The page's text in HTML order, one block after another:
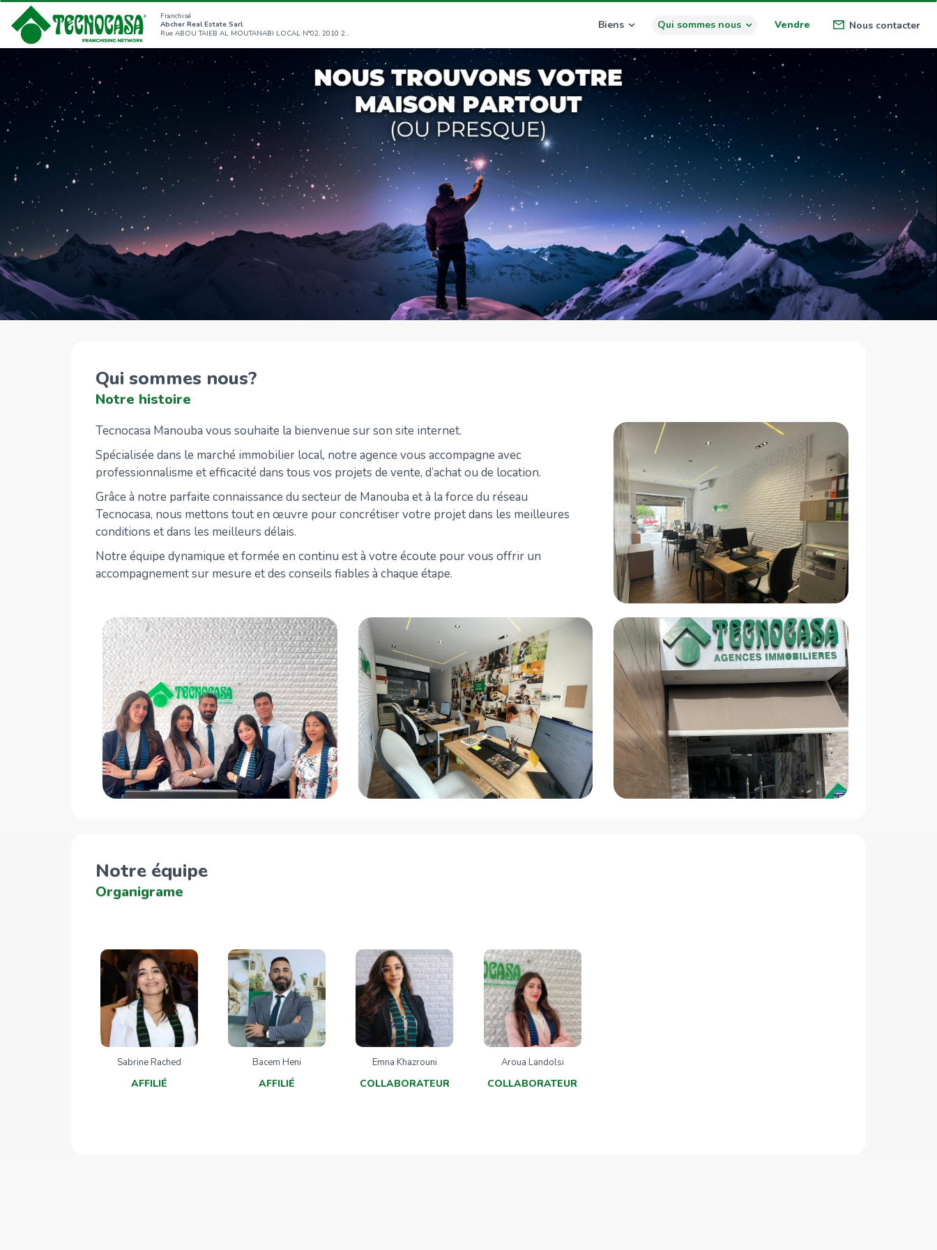
Franchisé
Abcher Real Estate Sarl
Rue ABOU TAIEB AL MOUTANABI LOCAL N°02, 2010 2010 La Manouba (GT)
Biens Qui sommes nous Vendre Nous contacter
Qui sommes nous?
Notre histoire
Tecnocasa Manouba vous souhaite la bienvenue sur son site internet.
Spécialisée dans le marché immobilier local, notre agence vous accompagne avec
professionnalisme et efficacité dans tous vos projets de vente, d’achat ou de location.
Grâce à notre parfaite connaissance du secteur de Manouba et à la force du réseau
Tecnocasa, nous mettons tout en œuvre pour concrétiser votre projet dans les meilleures
conditions et dans les meilleurs délais.
Notre équipe dynamique et formée en continu est à votre écoute pour vous offrir un
accompagnement sur mesure et des conseils fiables à chaque étape.
Notre équipe
Organigrame
Sabrine Rached
AFFILIÉ
Bacem Heni
AFFILIÉ
Emna Khazrouni
COLLABORATEUR
Aroua Landolsi
COLLABORATEUR